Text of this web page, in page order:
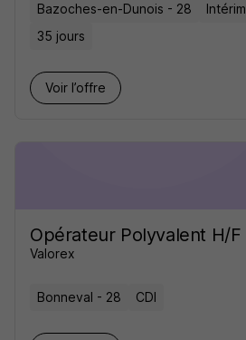
Bazoches-en-Dunois - 28 Intérim
35 jours
Voir l’offre
Opérateur Polyvalent H/F
Valorex
Bonneval - 28 CDI